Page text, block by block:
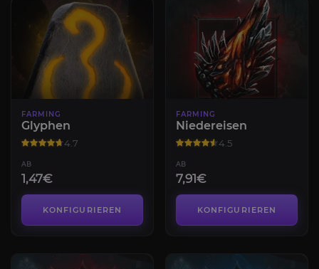
FARMING
Glyphen
4.7
AB
1,47€
KONFIGURIEREN
FARMING
Niedereisen
4.5
AB
7,91€
KONFIGURIEREN